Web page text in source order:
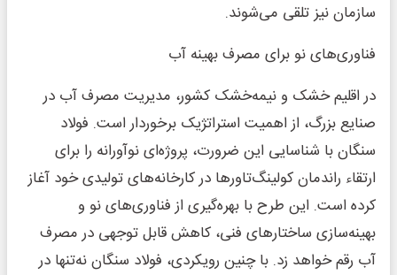
سازمان نیز تلقی می‌شوند.
فناوری‌های نو برای مصرف بهینه آب
در اقلیم خشک و نیمه‌خشک کشور، مدیریت مصرف آب در
صنایع بزرگ، از اهمیت استراتژیک برخوردار است. فولاد
سنگان با شناسایی این ضرورت، پروژه‌ای نوآورانه را برای
ارتقاء راندمان کولینگ‌تاورها در کارخانه‌های تولیدی خود آغاز
کرده است. این طرح با بهره‌گیری از فناوری‌های نو و
بهینه‌سازی ساختارهای فنی، کاهش قابل توجهی در مصرف
آب رقم خواهد زد. با چنین رویکردی، فولاد سنگان نه‌تنها در